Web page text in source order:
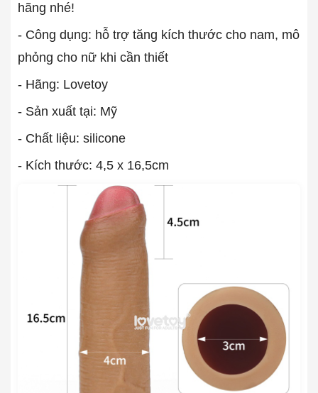
hãng nhé!
- Công dụng: hỗ trợ tăng kích thước cho nam, mô
phỏng cho nữ khi cần thiết
- Hãng: Lovetoy
- Sản xuất tại: Mỹ
- Chất liệu: silicone
- Kích thước: 4,5 x 16,5cm